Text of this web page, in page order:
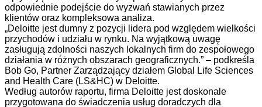
odpowiednie podejście do wyzwań stawianych przez
klientów oraz kompleksowa analiza.
„Deloitte jest dumny z pozycji lidera pod względem wielkości
przychodów i udziału w rynku. Na wyjątkową uwagę
zasługują zdolności naszych lokalnych firm do zespołowego
działania w różnych obszarach geograficznych.” – podkreśla
Bob Go, Partner Zarządzający działem Global Life Sciences
and Health Care (LS&HC) w Deloitte.
Według autorów raportu, firma Deloitte jest doskonale
przygotowana do świadczenia usług doradczych dla